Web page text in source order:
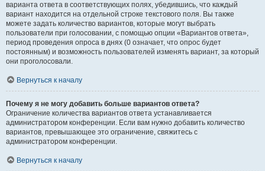
варианта ответа в соответствующих полях, убедившись, что каждый
вариант находится на отдельной строке текстового поля. Вы также
можете задать количество вариантов, которые могут выбрать
пользователи при голосовании, с помощью опции «Вариантов ответа»,
период проведения опроса в днях (0 означает, что опрос будет
постоянным) и возможность пользователей изменять вариант, за который
они проголосовали.
Вернуться к началу
Почему я не могу добавить больше вариантов ответа?
Ограничение количества вариантов ответа устанавливается
администратором конференции. Если вам нужно добавить количество
вариантов, превышающее это ограничение, свяжитесь с
администратором конференции.
Вернуться к началу